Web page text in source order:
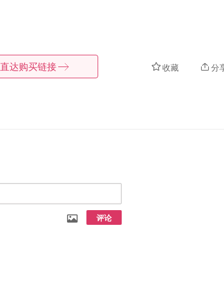
收藏 分
直达购买链接
评论